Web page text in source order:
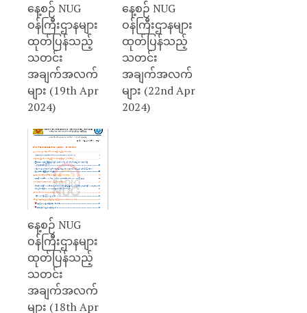
နေ့စဉ် NUG
ဝန်ကြီးဌာနများ
ထုတ်ပြန်သည့်
သတင်း
အချက်အလက်
များ (19th Apr
2024)
နေ့စဉ် NUG
ဝန်ကြီးဌာနများ
ထုတ်ပြန်သည့်
သတင်း
အချက်အလက်
များ (22nd Apr
2024)
နေ့စဉ် NUG
ဝန်ကြီးဌာနများ
ထုတ်ပြန်သည့်
သတင်း
အချက်အလက်
များ (18th Apr